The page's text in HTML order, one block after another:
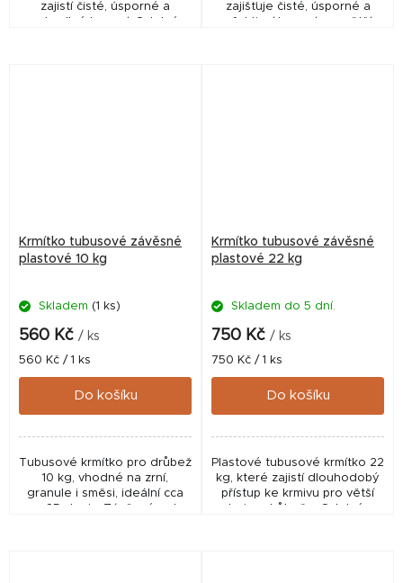
zajistí čisté, úsporné a
zajišťuje čisté, úsporné a
Krmítko tubusové závěsné
plastové 10 kg
Skladem (1 ks)
560 Kč / ks
Měrná
cena:
560 Kč / 1 ks
Do košíku
Tubusové krmítko pro drůbež
10 kg, vhodné na zrní,
granule i směsi, ideální cca
Krmítko tubusové závěsné
plastové 22 kg
Skladem do 5 dní.
750 Kč / ks
Měrná
cena:
750 Kč / 1 ks
Do košíku
Plastové tubusové krmítko 22
kg, které zajistí dlouhodobý
přístup ke krmivu pro větší